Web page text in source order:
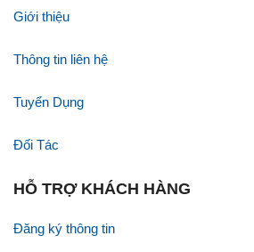
Giới thiệu
Thông tin liên hệ
Tuyển Dụng
Đối Tác
HỖ TRỢ KHÁCH HÀNG
Đăng ký thông tin